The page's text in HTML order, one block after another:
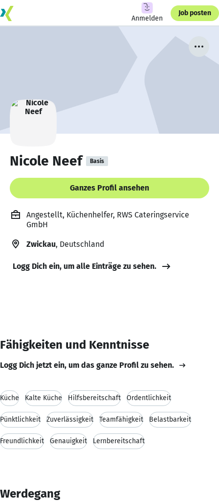
Anmelden
Job posten
Nicole Neef Basis
Ganzes Profil ansehen
Angestellt, Küchenhelfer, RWS Cateringservice
GmbH
Zwickau, Deutschland
Logg Dich ein, um alle Einträge zu sehen.
Fähigkeiten und Kenntnisse
Logg Dich jetzt ein, um das ganze Profil zu sehen.
Küche Kalte Küche Hilfsbereitschaft Ordentlichkeit
Pünktlichkeit Zuverlässigkeit Teamfähigkeit Belastbarkeit
Freundlichkeit Genauigkeit Lernbereitschaft
Werdegang